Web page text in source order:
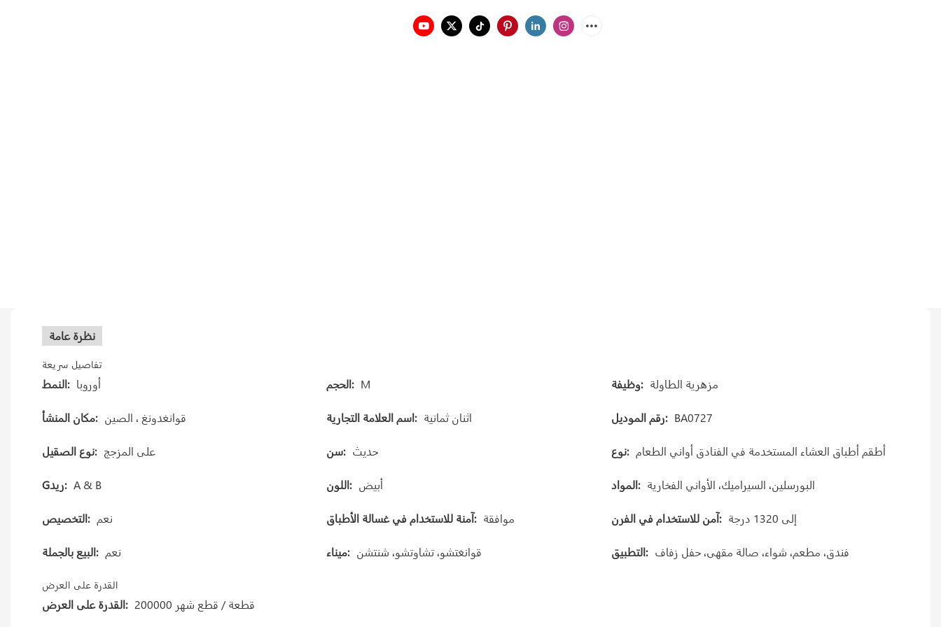
نظرة عامة
تفاصيل سريعة
النمط: أوروبا الحجم: M وظيفة: مزهرية الطاولة
مكان المنشأ: قوانغدونغ ، الصين اسم العلامة التجارية: اثنان ثمانية رقم الموديل: BA0727
نوع الصقيل: على المزجج سن: حديث نوع: أطقم أطباق العشاء المستخدمة في الفنادق أواني الطعام
Gريد: A & B اللون: أبيض المواد: البورسلين، السيراميك، الأواني الفخارية
التخصيص: نعم آمنة للاستخدام في غسالة الأطباق: موافقة آمن للاستخدام في الفرن: إلى 1320 درجة
البيع بالجملة: نعم ميناء: قوانغتشو، تشاوتشو، شنتشن التطبيق: فندق، مطعم، شواء، صالة مقهى، حفل زفاف
القدرة على العرض
القدرة على العرض: 200000 قطعة / قطع شهر